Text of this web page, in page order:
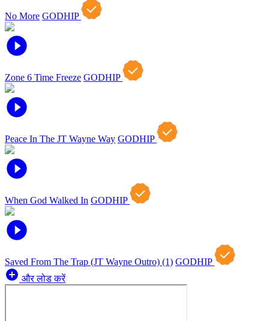
No More GODHIP
Zone 6 Time Freeze GODHIP
Peace In The JT Wayne Way GODHIP
When God Walked In GODHIP
Saved From The Trap (JT Wayne Outro) (1) GODHIP
और लोड करें